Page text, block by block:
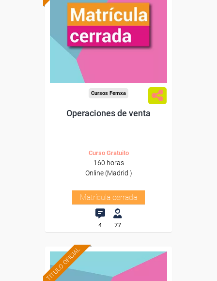
Cursos Femxa
Operaciones de venta
Curso Gratuito
160 horas
Online (Madrid )
Matrícula cerrada
4 77
TÍTULO OFICIAL